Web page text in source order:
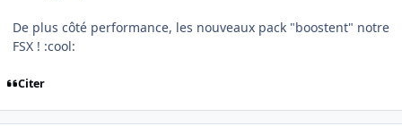
De plus côté performance, les nouveaux pack "boostent" notre
FSX ! :cool:
Citer